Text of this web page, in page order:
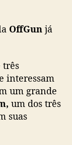
,
m
O
f
f
G
u
OffGun já
três
interessam
um grande
um dos três
suas